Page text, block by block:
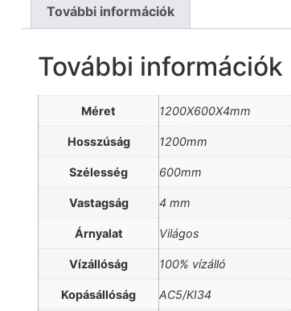
További információk
További információk
Méret 1200X600X4mm
Hosszúság 1200mm
Szélesség 600mm
Vastagság 4 mm
Árnyalat Világos
Vízállóság 100% vízálló
Kopásállóság AC5/KI34